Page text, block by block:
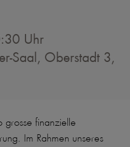
Uhr
Saal, Oberstadt 3,
grosse finanzielle
Im Rahmen unseres